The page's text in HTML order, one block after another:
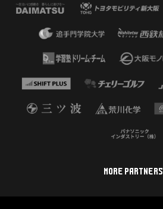
MORE PARTNERS